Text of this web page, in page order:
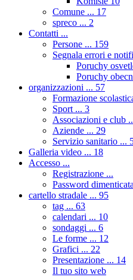
Comune ... 17
spreco ... 2
Contatti ...
Persone ... 159
Segnala errori e
Poruchy
Poruchy
organizzazioni ... 57
Formazione
Sport ... 3
Associazioni e club
Aziende ... 29
Servizio sanitario ...
Galleria video ... 18
Accesso ...
Registrazione ...
Password
cartello stradale ... 95
tag ... 63
calendari ... 10
sondaggi ... 6
Le forme ... 12
Grafici ... 22
Presentazione ... 14
Il tuo sito web